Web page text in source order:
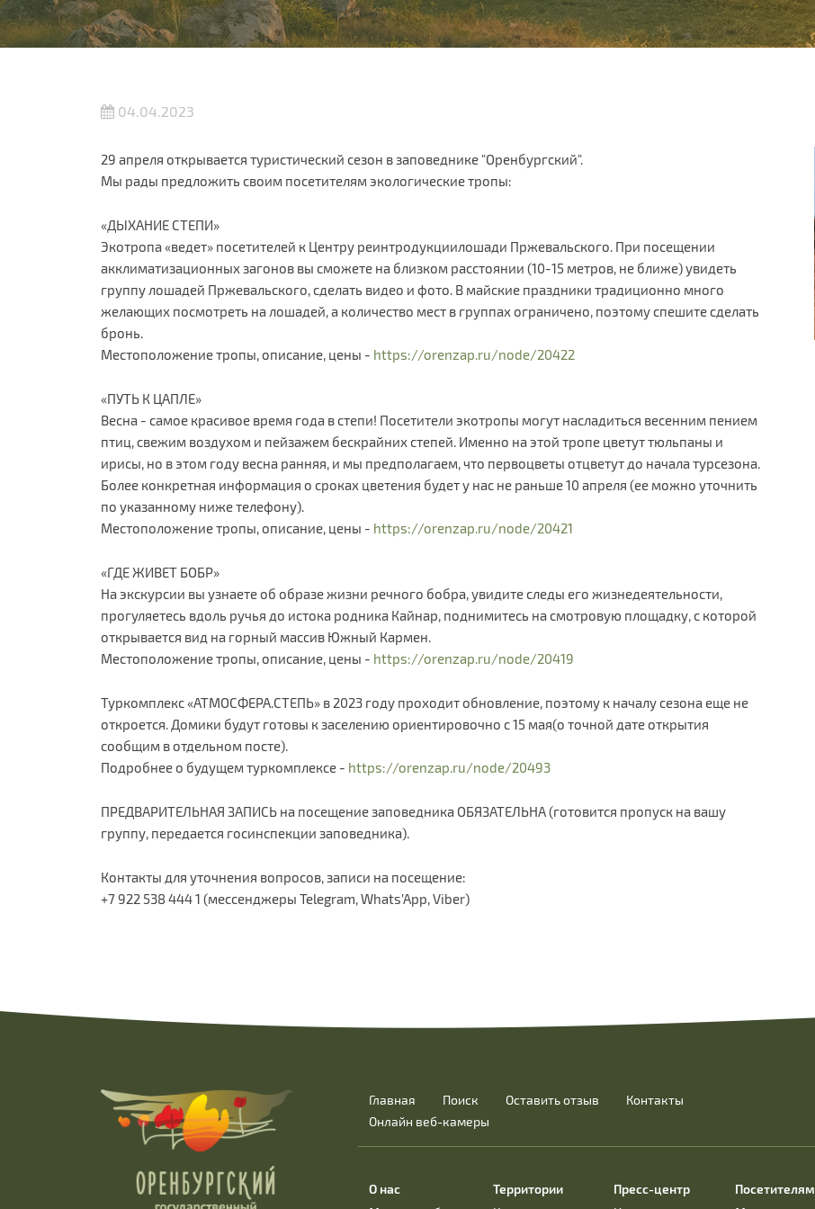
04.04.2023
29 апреля открывается туристический сезон в заповеднике "Оренбургский".
Мы рады предложить своим посетителям экологические тропы:
«ДЫХАНИЕ СТЕПИ»
Экотропа «ведет» посетителей к Центру реинтродукциилошади Пржевальского. При посещении
акклиматизационных загонов вы сможете на близком расстоянии (10-15 метров, не ближе) увидеть
группу лошадей Пржевальского, сделать видео и фото. В майские праздники традиционно много
желающих посмотреть на лошадей, а количество мест в группах ограничено, поэтому спешите сделать
бронь.
Местоположение тропы, описание, цены - https://orenzap.ru/node/20422
«ПУТЬ К ЦАПЛЕ»
Весна - самое красивое время года в степи! Посетители экотропы могут насладиться весенним пением
птиц, свежим воздухом и пейзажем бескрайних степей. Именно на этой тропе цветут тюльпаны и
ирисы, но в этом году весна ранняя, и мы предполагаем, что первоцветы отцветут до начала турсезона.
Более конкретная информация о сроках цветения будет у нас не раньше 10 апреля (ее можно уточнить
по указанному ниже телефону).
Местоположение тропы, описание, цены - https://orenzap.ru/node/20421
«ГДЕ ЖИВЕТ БОБР»
На экскурсии вы узнаете об образе жизни речного бобра, увидите следы его жизнедеятельности,
прогуляетесь вдоль ручья до истока родника Кайнар, поднимитесь на смотровую площадку, с которой
открывается вид на горный массив Южный Кармен.
Местоположение тропы, описание, цены - https://orenzap.ru/node/20419
Туркомплекс «АТМОСФЕРА.СТЕПЬ» в 2023 году проходит обновление, поэтому к началу сезона еще не
откроется. Домики будут готовы к заселению ориентировочно с 15 мая(о точной дате открытия
сообщим в отдельном посте).
Подробнее о будущем туркомплексе - https://orenzap.ru/node/20493
ПРЕДВАРИТЕЛЬНАЯ ЗАПИСЬ на посещение заповедника ОБЯЗАТЕЛЬНА (готовится пропуск на вашу
группу, передается госинспекции заповедника).
Контакты для уточнения вопросов, записи на посещение:
+7 922 538 444 1 (мессенджеры Telegram, Whats’App, Viber)
Главная Поиск Оставить отзыв
Контакты
Онлайн веб-камеры
О нас
Территории
Пресс-центр
Посетителям